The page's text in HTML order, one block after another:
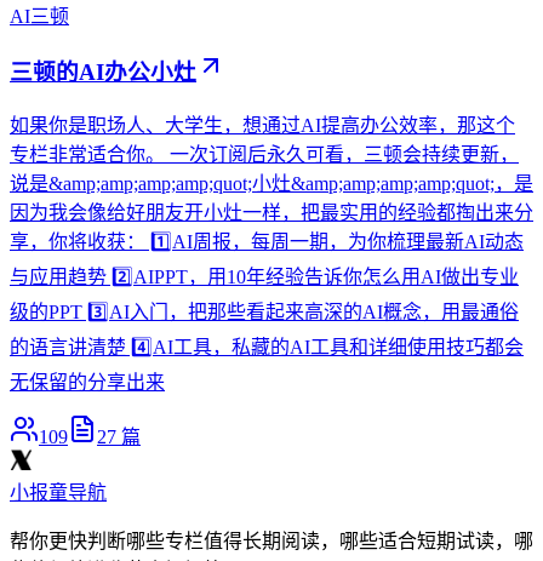
AI三顿
三顿的AI办公小灶
如果你是职场人、大学生，想通过AI提高办公效率，那这个
专栏非常适合你。 一次订阅后永久可看，三顿会持续更新，
说是&amp;amp;amp;amp;quot;小灶&amp;amp;amp;amp;quot;，是
因为我会像给好朋友开小灶一样，把最实用的经验都掏出来分
享，你将收获： 1️⃣AI周报，每周一期，为你梳理最新AI动态
与应用趋势 2️⃣AIPPT，用10年经验告诉你怎么用AI做出专业
级的PPT 3️⃣AI入门，把那些看起来高深的AI概念，用最通俗
的语言讲清楚 4️⃣AI工具，私藏的AI工具和详细使用技巧都会
无保留的分享出来
109 27 篇
小报童导航
帮你更快判断哪些专栏值得长期阅读，哪些适合短期试读，哪